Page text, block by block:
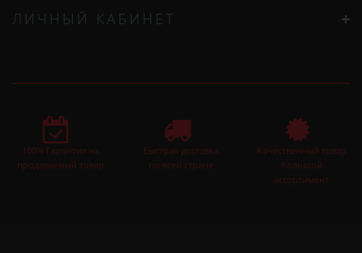
ЛИЧНЫЙ КАБИНЕТ
100% Гарантия на
продаваемый товар
Быстрая доставка
по всей стране
Качественный товар
большой
ассортимент